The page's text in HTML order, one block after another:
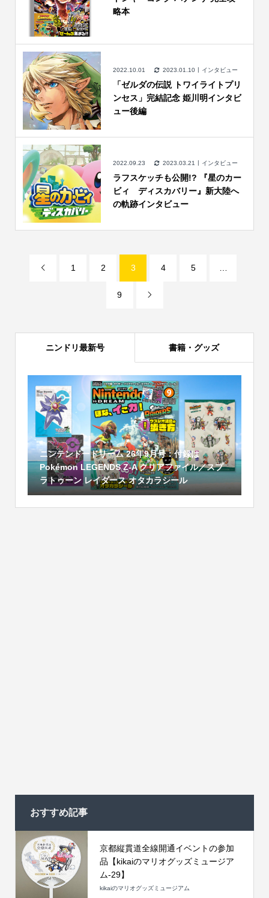
略本
2022.10.01 2023.01.10 インタビュー
「ゼルダの伝説 トワイライトプリ
ンセス」完結記念 姫川明インタビ
ュー後編
2022.09.23 2023.03.21 インタビュー
ラフスケッチも公開!? 『星のカー
ビィ ディスカバリー』新大陸へ
の軌跡インタビュー
 1 2 3 4 5
9 
ニンドリ最新号 書籍・グッズ
ニンテンドードリーム 26年9月号：付録は
Pokémon LEGENDS Z-A クリアファイル／スプ
ラトゥーン レイダース オタカラシール
おすすめ記事
京都縦貫道全線開通イベントの参加
品【kikaiのマリオグッズミュージア
ム-29】
kikaiのマリオグッズミュージアム